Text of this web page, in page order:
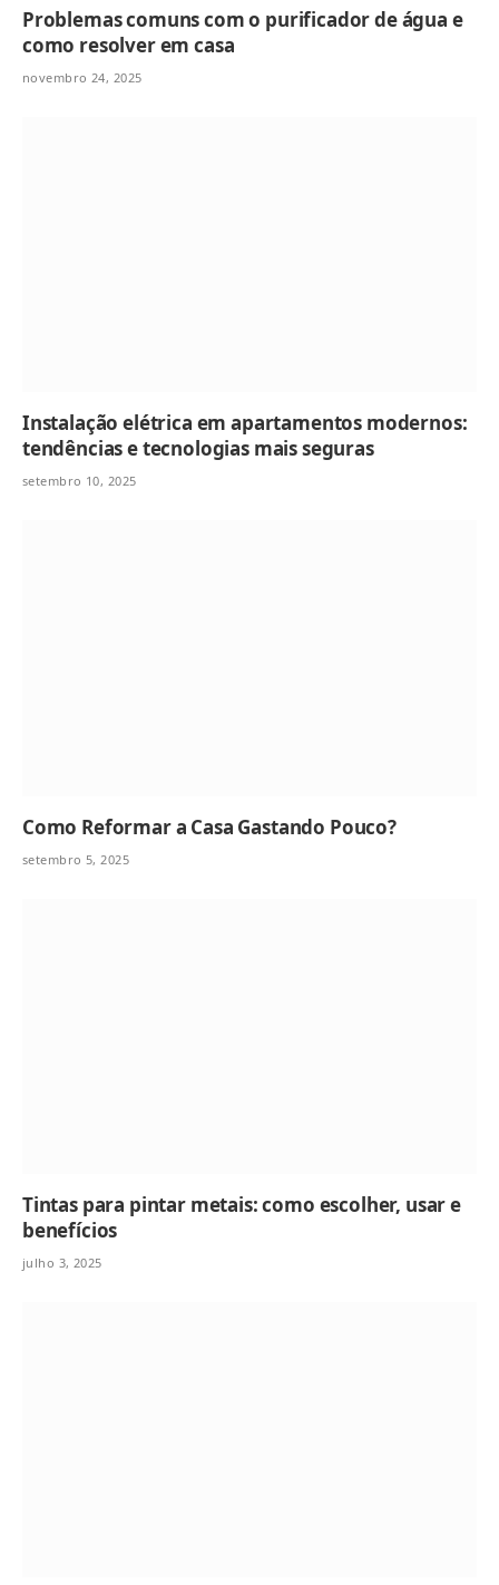
Problemas comuns com o purificador de água e
como resolver em casa
novembro 24, 2025
Instalação elétrica em apartamentos modernos:
tendências e tecnologias mais seguras
setembro 10, 2025
Como Reformar a Casa Gastando Pouco?
setembro 5, 2025
Tintas para pintar metais: como escolher, usar e
benefícios
julho 3, 2025